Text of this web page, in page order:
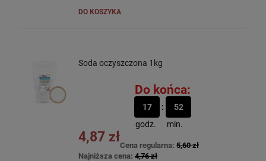
DO KOSZYKA
Soda oczyszczona 1kg
Do końca:
17
godz.
52
min.
4,87 zł
Cena regularna: 5,60 zł
Najniższa cena: 4,76 zł